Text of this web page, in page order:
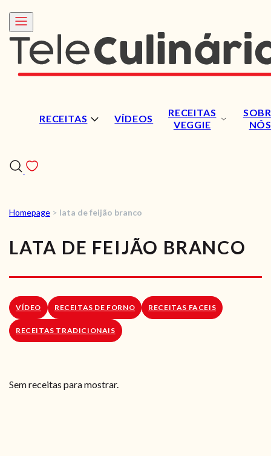
RECEITAS VÍDEOS
RECEITAS
VEGGIE
NÓS
RECEITAS
VÍDEOS
RECEITAS VEGGIE
SOBRE NÓS
LOJA ONLINE
Homepage > lata de feijão branco
LATA DE FEIJÃO BRANCO
VÍDEO RECEITAS DE FORNO RECEITAS FACEIS
RECEITAS TRADICIONAIS
Sem receitas para mostrar.